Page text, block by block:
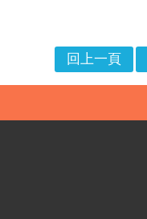
回上一頁